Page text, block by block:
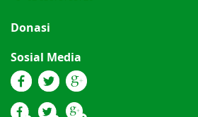
Donasi
Sosial Media